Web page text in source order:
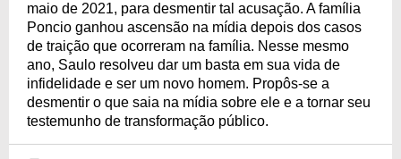
maio de 2021, para desmentir tal acusação. A família
Poncio ganhou ascensão na mídia depois dos casos
de traição que ocorreram na família. Nesse mesmo
ano, Saulo resolveu dar um basta em sua vida de
infidelidade e ser um novo homem. Propôs-se a
desmentir o que saia na mídia sobre ele e a tornar seu
testemunho de transformação público.